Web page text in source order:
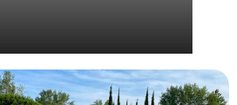
à Porto pour Bjorg et Cie